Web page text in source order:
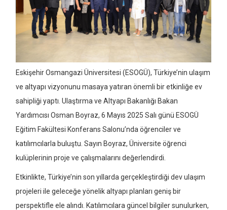
Eskişehir Osmangazi Üniversitesi (ESOGÜ), Türkiye’nin ulaşım
ve altyapı vizyonunu masaya yatıran önemli bir etkinliğe ev
sahipliği yaptı. Ulaştırma ve Altyapı Bakanlığı Bakan
Yardımcısı Osman Boyraz, 6 Mayıs 2025 Salı günü ESOGÜ
Eğitim Fakültesi Konferans Salonu’nda öğrenciler ve
katılımcılarla buluştu. Sayın Boyraz, Üniversite öğrenci
kulüplerinin proje ve çalışmalarını değerlendirdi.
Etkinlikte, Türkiye’nin son yıllarda gerçekleştirdiği dev ulaşım
projeleri ile geleceğe yönelik altyapı planları geniş bir
perspektifle ele alındı. Katılımcılara güncel bilgiler sunulurken,